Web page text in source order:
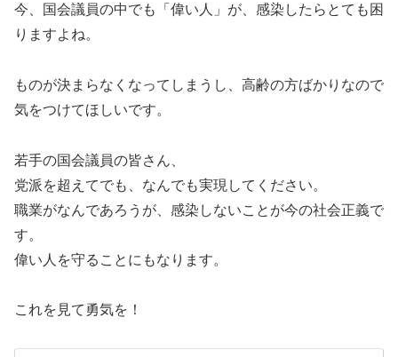
今、国会議員の中でも「偉い人」が、感染したらとても困
りますよね。
ものが決まらなくなってしまうし、高齢の方ばかりなので
気をつけてほしいです。
若手の国会議員の皆さん、
党派を超えてでも、なんでも実現してください。
職業がなんであろうが、感染しないことが今の社会正義で
す。
偉い人を守ることにもなります。
これを見て勇気を！